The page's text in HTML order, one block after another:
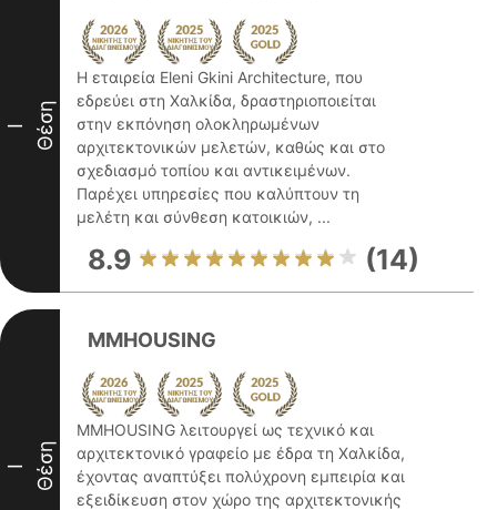
I Θέση
Η εταιρεία Eleni Gkini Architecture, που
εδρεύει στη Χαλκίδα, δραστηριοποιείται
στην εκπόνηση ολοκληρωμένων
αρχιτεκτονικών μελετών, καθώς και στο
σχεδιασμό τοπίου και αντικειμένων.
Παρέχει υπηρεσίες που καλύπτουν τη
μελέτη και σύνθεση κατοικιών, ...
8.9 (14)
I Θέση
MMHOUSING
MMHOUSING λειτουργεί ως τεχνικό και
αρχιτεκτονικό γραφείο με έδρα τη Χαλκίδα,
έχοντας αναπτύξει πολύχρονη εμπειρία και
εξειδίκευση στον χώρο της αρχιτεκτονικής